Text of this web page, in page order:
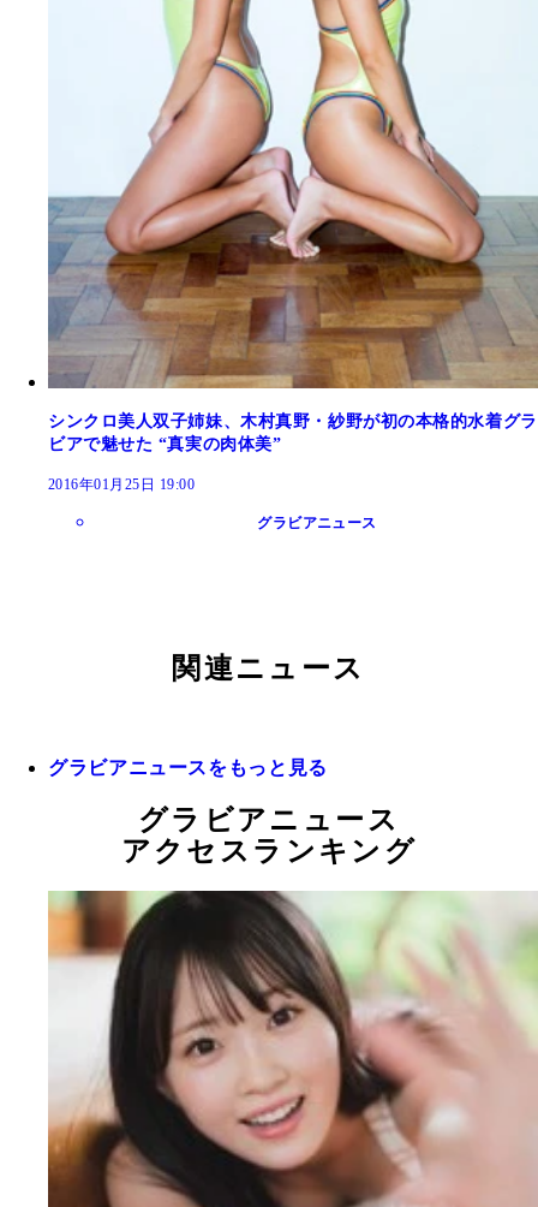
シンクロ美人双子姉妹、木村真野・紗野が初の本格的水着グラ
ビアで魅せた “真実の肉体美”
2016年01月25日 19:00
グラビアニュース
関連ニュース
グラビアニュースをもっと見る
グラビアニュース
アクセスランキング